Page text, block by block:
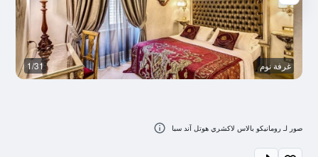
غرفة نوم 1/31
صور لـ رومانيكو بالاس لاكشري هوتل آند سبا